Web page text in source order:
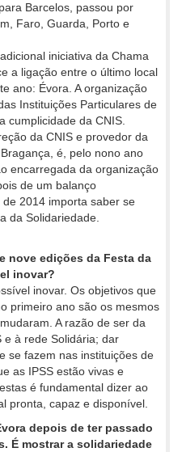
Barcelos, passou por
Faro, Guarda, Porto e
iniciativa da Chama
a ligação entre o último local
ano: Évora. A organização
Instituições Particulares de
cumplicidade da CNIS.
da CNIS e provedor da
é, pelo nono ano
encarregada da organização
de um balanço
2014 importa saber se
da Solidariedade.
nove edições da Festa da
inovar?
inovar. Os objetivos que
primeiro ano são os mesmos
A razão de ser da
e à rede Solidária; dar
se fazem nas instituições de
as IPSS estão vivas e
é fundamental dizer ao
pronta, capaz e disponível.
depois de ter passado
É mostrar a solidariedade